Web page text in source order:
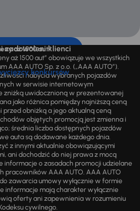
zadowoleni klienci
konkursów
aż 1500 aut”
aż 1500 aut” obowiązuje we wszystkich
AAA AUTO Sp. z o.o. („AAA AUTO”).
nabycia wybranych pojazdów
w serwisie internetowym
zniżką uwidocznioną w prezentowanej
jako różnica pomiędzy najniższą ceną
przed obniżką a jego aktualną ceną
objętych promocją jest zmienna i
średnia liczba dostępnych pojazdów
auta są dodawane każdego dnia.
z innymi aktualnie obowiązującymi
ani dochodzić do niej prawa z mocą
informacje o zasadach promocji udzielane
pracowników AAA AUTO. AAA AUTO
zawarcia umowy wyłącznie w formie
informacje mają charakter wyłącznie
oferty ani zapewnienia w rozumieniu
cywilnego.